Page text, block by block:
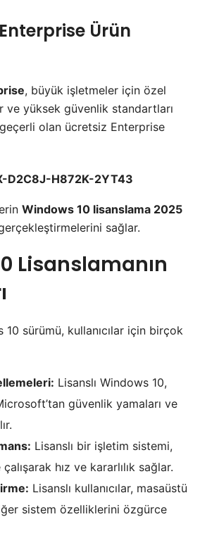
Ürün
, büyük işletmeler için özel
ve yüksek güvenlik standartları
geçerli olan ücretsiz Enterprise
D2C8J-H872K-2YT43
Windows 10 lisanslama 2025
sağlar.
Lisanslamanın
10 sürümü, kullanıcılar için birçok
Lisanslı Windows 10,
güvenlik yamaları ve
Lisanslı bir işletim sistemi,
hız ve kararlılık sağlar.
Lisanslı kullanıcılar, masaüstü
sistem özelliklerini özgürce